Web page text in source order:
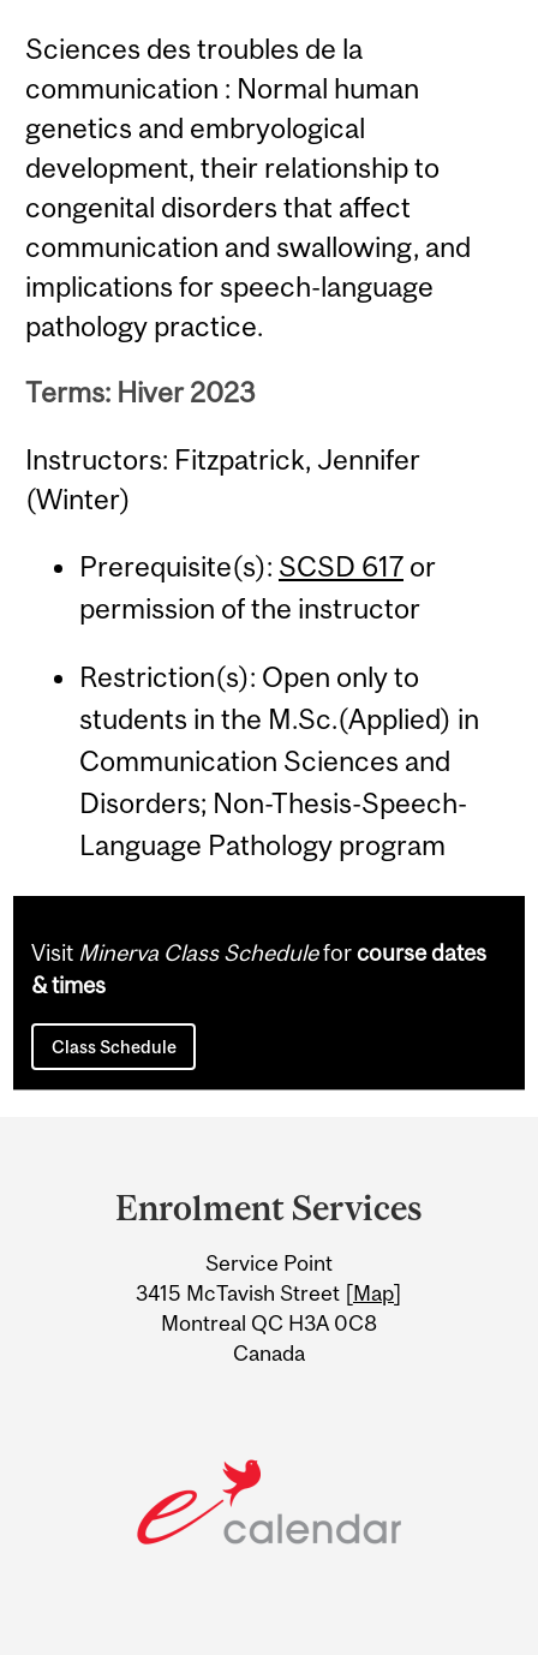
Sciences des troubles de la
communication : Normal human
genetics and embryological
development, their relationship to
congenital disorders that affect
communication and swallowing, and
implications for speech-language
pathology practice.
Terms: Hiver 2023
Instructors: Fitzpatrick, Jennifer
(Winter)
Prerequisite(s): SCSD 617or
permission of the instructor
Restriction(s): Open only to
students in the M.Sc.(Applied) in
Communication Sciences and
Disorders; Non-Thesis-Speech-
Language Pathology program
Visit Minerva Class Scheduleforcourse dates
& times
Class Schedule
Information
Enrolment Services
Service Point
3415 McTavish Street [Map]
Montreal QC H3A 0C8
Canada